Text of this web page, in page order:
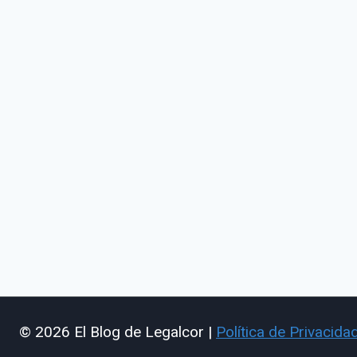
© 2026 El Blog de Legalcor | Política de